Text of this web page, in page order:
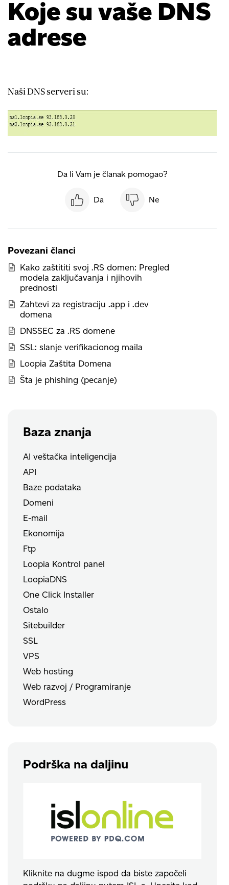
Koje su vaše DNS
adrese
Naši DNS serveri su:
Da li Vam je članak pomogao?
Da Ne
Povezani članci
Kako zaštititi svoj .RS domen: Pregled
modela zaključavanja i njihovih
prednosti
Zahtevi za registraciju .app i .dev
domena
DNSSEC za .RS domene
SSL: slanje verifikacionog maila
Loopia Zaštita Domena
Šta je phishing (pecanje)
Baza znanja
AI veštačka inteligencija
API
Baze podataka
Domeni
E-mail
Ekonomija
Ftp
Loopia Kontrol panel
LoopiaDNS
One Click Installer
Ostalo
Sitebuilder
SSL
VPS
Web hosting
Web razvoj / Programiranje
WordPress
Podrška na daljinu
Kliknite na dugme ispod da biste započeli